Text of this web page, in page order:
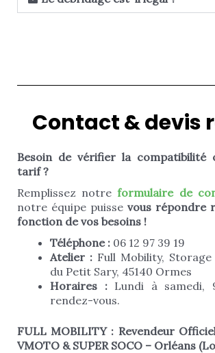
Contact & devis
Besoin de vérifier la compatibilité
tarif ?
Remplissez notreformulaire de
notre équipe puisse vous répondre
fonction de vos besoins !
Téléphone : 06 12 97 39 19
Atelier : Full Mobility, Storage
du Petit Sary, 45140 Ormes
Horaires :Lundi à samedi,
rendez-vous.
FULL MOBILITY : Revendeur
VMOTO & SUPER SOCO – Orléans